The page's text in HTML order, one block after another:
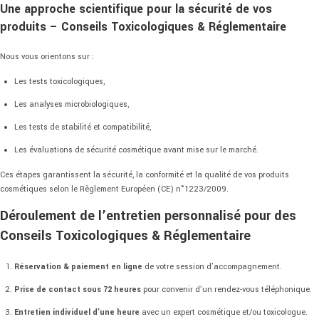
Une approche scientifique pour la sécurité de vos
produits – Conseils Toxicologiques & Réglementaire
Nous vous orientons sur :
Les tests toxicologiques,
Les analyses microbiologiques,
Les tests de stabilité et compatibilité,
Les évaluations de sécurité cosmétique avant mise sur le marché.
Ces étapes garantissent la sécurité, la conformité et la qualité de vos produits
cosmétiques selon le Règlement Européen (CE) n°1223/2009.
Déroulement de l’entretien personnalisé pour des
Conseils Toxicologiques & Réglementaire
Réservation & paiement en ligne de votre session d’accompagnement.
Prise de contact sous 72 heures pour convenir d’un rendez-vous téléphonique.
Entretien individuel d’une heure avec un expert cosmétique et/ou toxicologue.